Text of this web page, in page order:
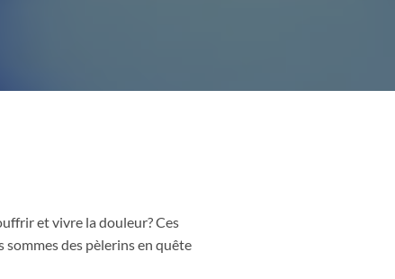
et vivre la douleur? Ces
sommes des pèlerins en quête